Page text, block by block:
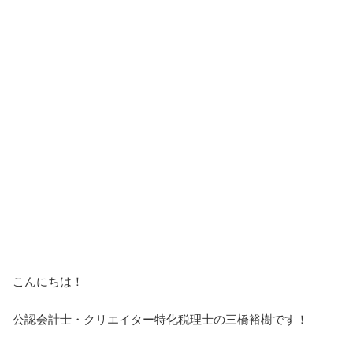
こんにちは！
公認会計士・クリエイター特化税理士の三橋裕樹です！